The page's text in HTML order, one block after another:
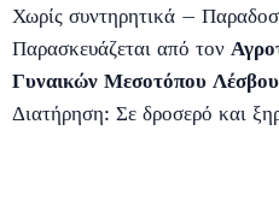
Χωρίς συντηρητικά –
Παρασκευάζεται από τον
Γυναικών Μεσοτόπου Λέσβου
Διατήρηση: Σε δροσερό και